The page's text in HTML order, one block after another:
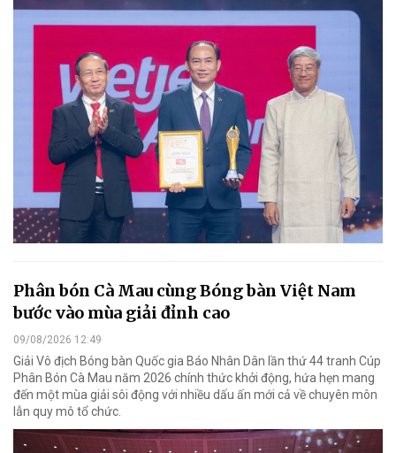
Phân bón Cà Mau cùng Bóng bàn Việt Nam
bước vào mùa giải đỉnh cao
09/08/2026 12:49
Giải Vô địch Bóng bàn Quốc gia Báo Nhân Dân lần thứ 44 tranh Cúp
Phân Bón Cà Mau năm 2026 chính thức khởi động, hứa hẹn mang
đến một mùa giải sôi động với nhiều dấu ấn mới cả về chuyên môn
lẫn quy mô tổ chức.